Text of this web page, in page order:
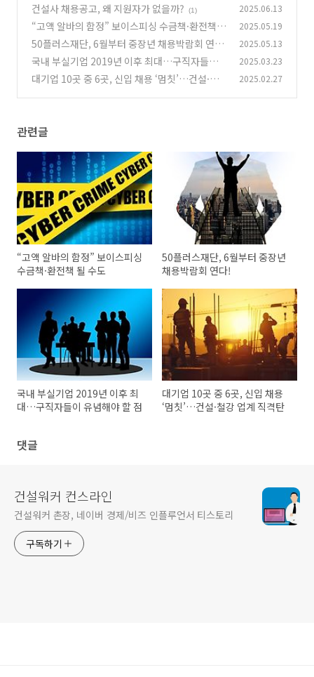
건설사 채용공고, 왜 지원자가 없을까?
(1) 2025.06.13
“고액 알바의 함정” 보이스피싱 수금책·환전책
될 수도
(0)
2025.05.19
50플러스재단, 6월부터 중장년 채용박람회 연
다!
(1)
2025.05.13
국내 부실기업 2019년 이후 최대…구직자들이
유념해야 할 점 (3)
2025.03.23
대기업 10곳 중 6곳, 신입 채용 ‘멈칫’…건설·철
2025.02.27
관련글
“고액 알바의 함정” 보이스피싱
수금책·환전책 될 수도
50플러스재단, 6월부터 중장년
채용박람회 연다!
국내 부실기업 2019년 이후 최
대…구직자들이 유념해야 할 점
대기업 10곳 중 6곳, 신입 채용
‘멈칫’…건설·철강 업계 직격탄
댓글
건설워커 컨스라인
건설워커 촌장, 네이버 경제/비즈 인플루언서 티스토리
구독하기